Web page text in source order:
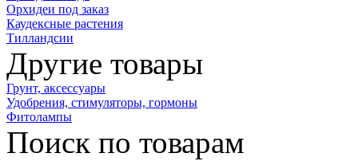
Орхидеи под заказ
Каудексные растения
Тилландсии
Другие товары
Грунт, аксессуары
Удобрения, стимуляторы, гормоны
Фитолампы
Поиск по товарам